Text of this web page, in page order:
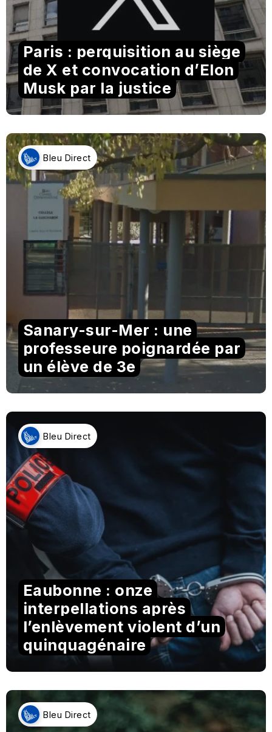
Paris : perquisition au siège
de X et convocation d’Elon
Musk par la justice
Bleu Direct
Sanary-sur-Mer : une
professeure poignardée par
un élève de 3e
Bleu Direct
Eaubonne : onze
interpellations après
l’enlèvement violent d’un
quinquagénaire
Bleu Direct